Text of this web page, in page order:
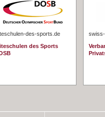
des-sports.de
des Sports